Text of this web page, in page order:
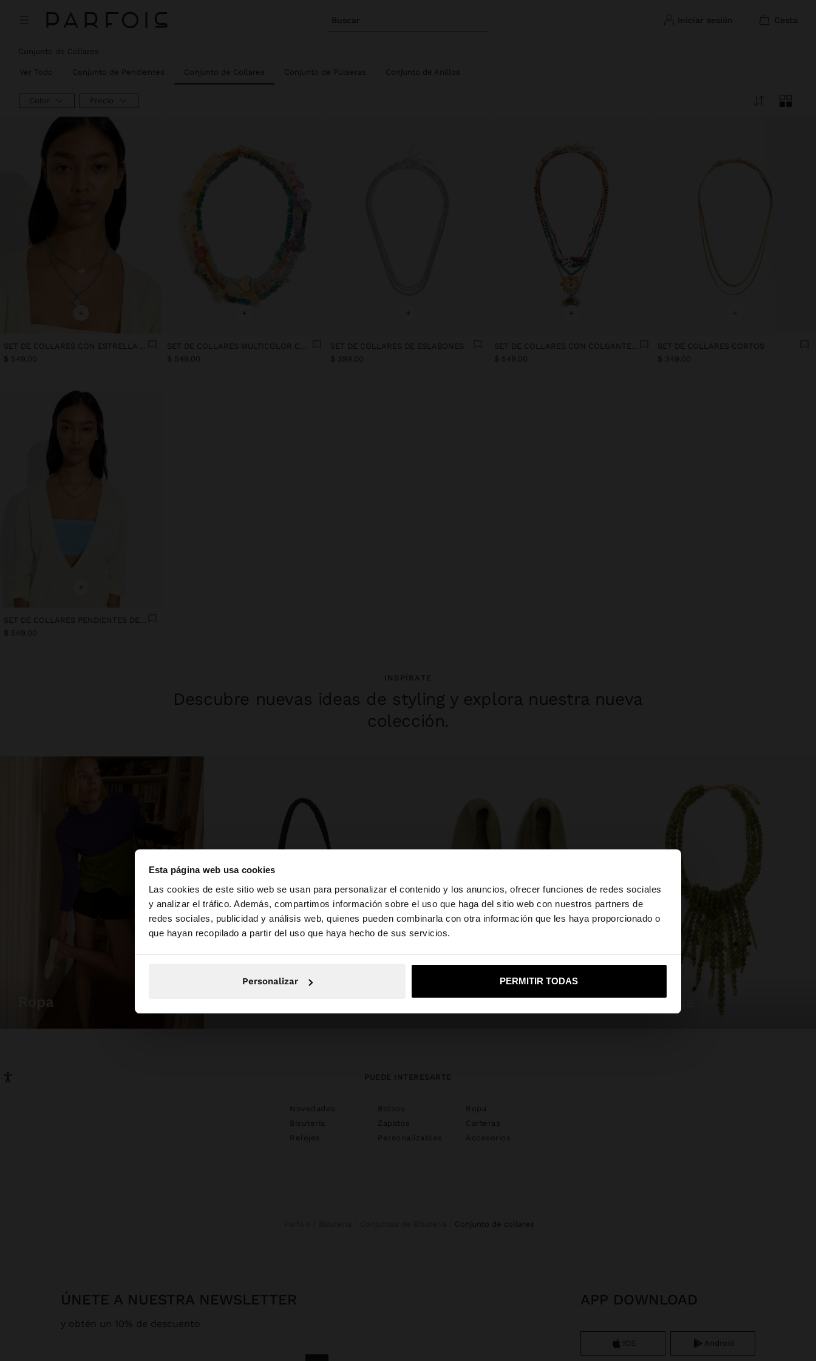
Esta página web usa cookies
Las cookies de este sitio web se usan para personalizar el contenido y los anuncios, ofrecer funciones de redes sociales
y analizar el tráfico. Además, compartimos información sobre el uso que haga del sitio web con nuestros partners de
redes sociales, publicidad y análisis web, quienes pueden combinarla con otra información que les haya proporcionado o
que hayan recopilado a partir del uso que haya hecho de sus servicios.
Personalizar PERMITIR TODAS
Buscar iniciar sesión cesta
hola ×
Estás accediendo a la web de Mexico. ¿Quieres ir a la web de United States?
No, continuar en la web de Mexico Sí, llévame a United States
Conjunto de Collares
Ver Todo Conjunto de Pendientes Conjunto de Collares Conjunto de Pulseras Conjunto de Anillos
Color Precio
+
SET DE COLLARES CON ESTRELLA Y PIEDRA
$ 549.00
+
SET DE COLLARES MULTICOLOR CON PIEDRAS
$ 549.00
+
SET DE COLLARES DE ESLABONES
$ 399.00
+
SET DE COLLARES CON COLGANTES MULTICOLOR
$ 549.00
+
SET DE COLLARES CORTOS
$ 349.00
+
SET DE COLLARES PENDIENTES DE PIEDRA
$ 549.00
INSPÍRATE
Descubre nuevas ideas de styling y explora nuestra nueva
colección.
ropa zapatos bisutería
PUEDE INTERESARTE
Novedades Bolsos
Ropa
Bisutería
Zapatos
Carteras
Relojes
Personalizables Accesorios
conjunto de collares
ÚNETE A NUESTRA NEWSLETTER
y obtén un 10% de descuento
APP DOWNLOAD
iOS Android